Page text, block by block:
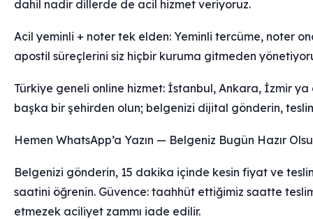
dahil nadir dillerde de acil hizmet veriyoruz.
Acil yeminli + noter tek elden: Yeminli tercüme, noter
apostil süreçlerini siz hiçbir kuruma gitmeden
Türkiye geneli online hizmet: İstanbul, Ankara, İzmir ya
başka bir şehirden olun; belgenizi dijital gönderin,
Hemen WhatsApp’a Yazın — Belgeniz Bugün Hazır
Belgenizi gönderin, 15 dakika içinde kesin fiyat ve
saatini öğrenin. Güvence: taahhüt ettiğimiz saatte
etmezek aciliyet zammı iade edilir.